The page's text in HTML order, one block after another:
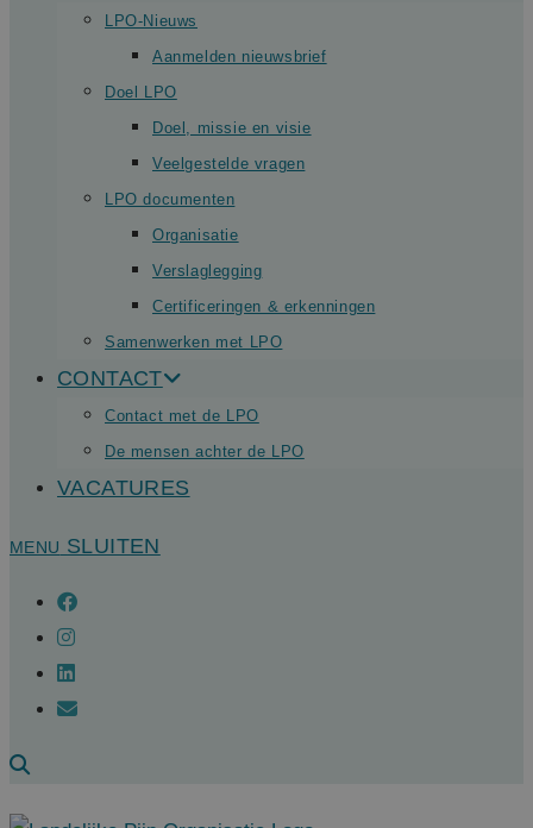
LPO-Nieuws
Aanmelden nieuwsbrief
Doel LPO
Doel, missie en visie
Veelgestelde vragen
LPO documenten
Organisatie
Verslaglegging
Certificeringen & erkenningen
Samenwerken met LPO
CONTACT
Contact met de LPO
De mensen achter de LPO
VACATURES
MENU SLUITEN